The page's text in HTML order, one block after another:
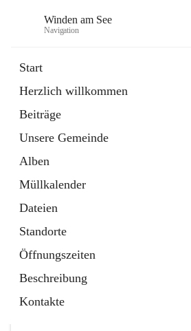
Winden am See
Navigation
Start
Herzlich willkommen
Beiträge
Unsere Gemeinde
Alben
Müllkalender
Dateien
Standorte
Öffnungszeiten
Beschreibung
Kontakte
Externe Webseite
in
Tab
Bebauungsplan
öffnet
in
neuem
Tab